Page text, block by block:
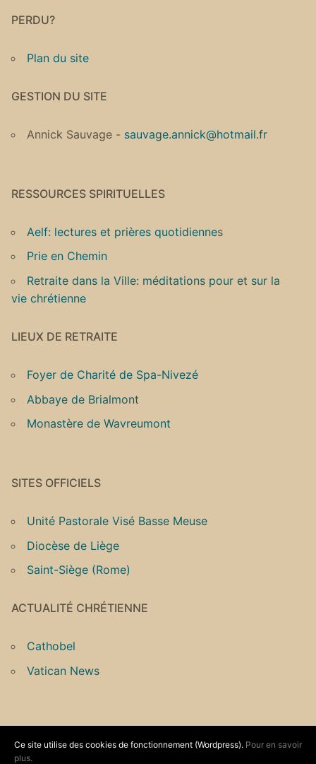
PERDU?
Plan du site
GESTION DU SITE
Annick Sauvage - sauvage.annick@hotmail.fr
RESSOURCES SPIRITUELLES
Aelf: lectures et prières quotidiennes
Prie en Chemin
Retraite dans la Ville: méditations pour et sur la
vie chrétienne
LIEUX DE RETRAITE
Foyer de Charité de Spa-Nivezé
Abbaye de Brialmont
Monastère de Wavreumont
SITES OFFICIELS
Unité Pastorale Visé Basse Meuse
Diocèse de Liège
Saint-Siège (Rome)
ACTUALITÉ CHRÉTIENNE
Cathobel
Vatican News
Ce site utilise des cookies de fonctionnement (Wordpress). Pour en savoir
plus.